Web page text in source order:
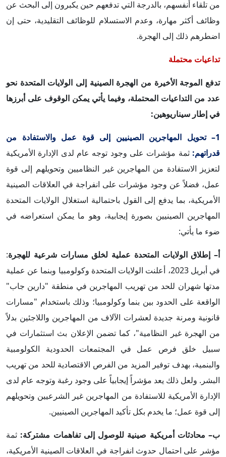
من تلقاء أنفسهم، بالدرجة التي تدفعهم حين يكبرون إلى البحث عن
وظائف أكثر مهارة، وعدم الاستسلام للوظائف التقليدية، حتى إن
اضطرهم ذلك إلى الهجرة.
تداعيات محتملة
تدفع الموجة الأخيرة من الهجرة الصينية إلى الولايات المتحدة نحو
عدد من التداعيات المحتملة، وفيما يأتي يمكن الوقوف على أبرزها
في إطار سيناريوهين:
1– تحويل المهاجرين الصينيين إلى قوة عمل والاستفادة من
قدراتهم:ثمة مؤشرات على وجود توجه عام لدى الإدارة الأمريكية
لتعزيز الاستفادة من المهاجرين غير النظاميين وتحويلهم إلى قوة
عمل، فضلاً عن وجود مؤشرات على انفراجة في العلاقات الصينية
الأمريكية، بما يدفع إلى القول باحتمالية استغلال الولايات المتحدة
المهاجرين الصينيين بصورة إيجابية، وهو ما يمكن استعراضه في
ضوء ما يأتي:
أ– إطلاق الولايات المتحدة عملية لخلق مسارات شرعية للهجرة:
في أبريل 2023، أعلنت الولايات المتحدة وكولومبيا وبنما عن عملية
مدتها شهران للحد من تهريب المهاجرين في منطقة "دارين جاب"
الواقعة على الحدود بين بنما وكولومبيا؛ وذلك باستخدام "مسارات
قانونية ومرنة جديدة لعشرات الآلاف من المهاجرين واللاجئين بدلاً
من الهجرة غير النظامية"، كما تضمن الإعلان بث استثمارات في
سبيل خلق فرص عمل في المجتمعات الحدودية الكولومبية
والبنمية، بهدف توفير المزيد من الفرص الاقتصادية للحد من تهريب
البشر. ولعل ذلك يعد مؤشراً إيجابياً على وجود رغبة وتوجه عام لدى
الإدارة الأمريكية للاستفادة من المهاجرين غير الشرعيين وتحويلهم
إلى قوة عمل؛ ما يخدم بكل تأكيد المهاجرين الصينيين.
ب– محادثات أمريكية صينية للوصول إلى تفاهمات مشتركة: ثمة
مؤشر على احتمال حدوث انفراجة في العلاقات الصينية الأمريكية،